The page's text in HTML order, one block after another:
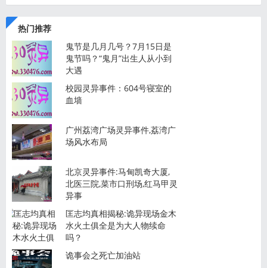
名媛
热门推荐
鬼节是几月几号？7月15日是
鬼节吗？“鬼月”出生人从小到
大遇
校园灵异事件：604号寝室的
血墙
广州荔湾广场灵异事件,荔湾广
场风水布局
北京灵异事件:马甸凯奇大厦,
北医三院,菜市口刑场,红马甲灵
异事
匡志均真相揭秘:诡异现场金木
水火土俱全是为大人物续命
吗？
诡事会之死亡加油站